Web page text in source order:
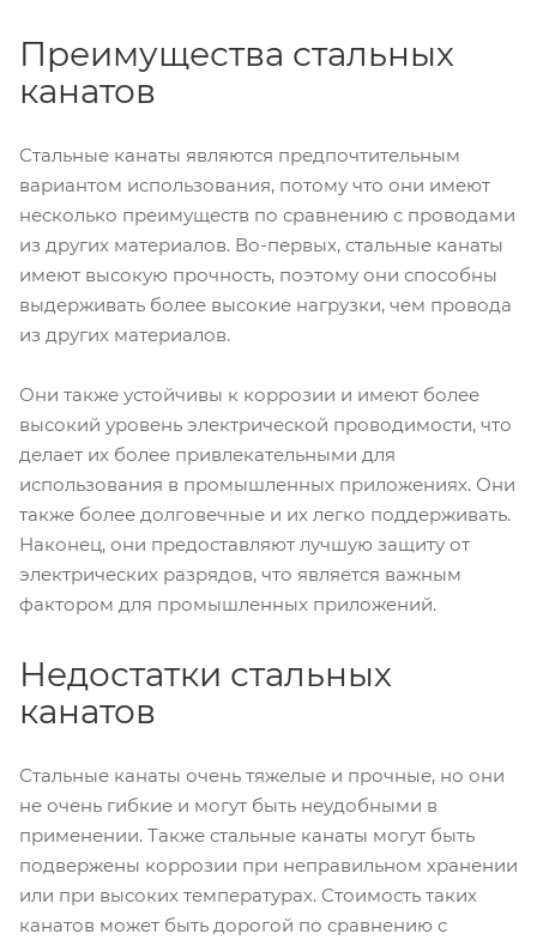
Преимущества стальных
канатов
Стальные канаты являются предпочтительным
вариантом использования, потому что они имеют
несколько преимуществ по сравнению с проводами
из других материалов. Во-первых, стальные канаты
имеют высокую прочность, поэтому они способны
выдерживать более высокие нагрузки, чем провода
из других материалов.
Они также устойчивы к коррозии и имеют более
высокий уровень электрической проводимости, что
делает их более привлекательными для
использования в промышленных приложениях. Они
также более долговечные и их легко поддерживать.
Наконец, они предоставляют лучшую защиту от
электрических разрядов, что является важным
фактором для промышленных приложений.
Недостатки стальных
канатов
Стальные канаты очень тяжелые и прочные, но они
не очень гибкие и могут быть неудобными в
применении. Также стальные канаты могут быть
подвержены коррозии при неправильном хранении
или при высоких температурах. Стоимость таких
канатов может быть дорогой по сравнению с